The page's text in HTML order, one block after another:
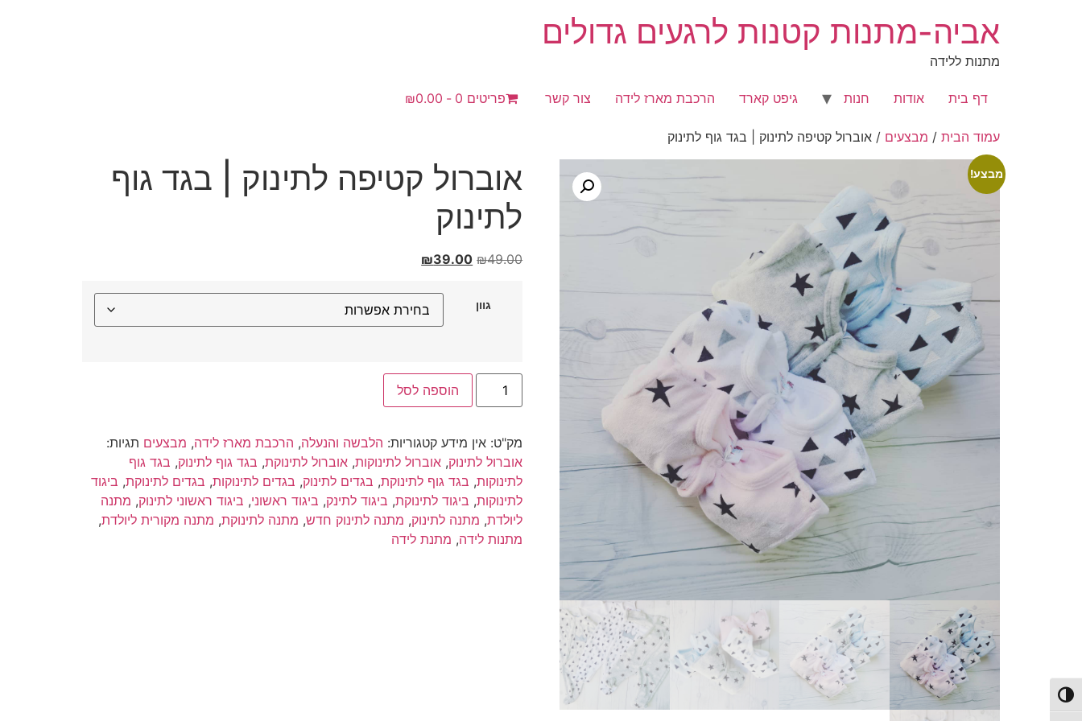
הפעל/כבה ניגודיות גבוהה
אביה-מתנות קטנות לרגעים גדולים
מתנות ללידה
דף בית אודות חנות גיפט קארד הרכבת מארז לידה צור קשר פריטים 0 ₪0.00
עמוד הבית / מבצעים / אוברול קטיפה לתינוק | בגד גוף לתינוק
מבצע!
אוברול קטיפה לתינוק | בגד גוף
לתינוק
₪49.00
המחיר
₪49.00.
₪39.00
המחיר
הוא:
₪39.00.
גוון
כמות
אוברול
|
בגד
גוף
לתינוק
הוספה לסל
מק"ט: אין מידע קטגוריות: הלבשה והנעלה, הרכבת מארז לידה, מבצעים תגיות:
אוברול לתינוק, אוברול לתינוקות, אוברול לתינוקת, בגד גוף לתינוק, בגד גוף
לתינוקות, בגד גוף לתינוקת, בגדים לתינוק, בגדים לתינוקות, בגדים לתינוקת, ביגוד
לתינוקות, ביגוד לתינוקת, ביגוד לתינק, ביגוד ראשוני, ביגוד ראשוני לתינוק, מתנה
ליולדת, מתנה לתינוק, מתנה לתינוק חדש, מתנה לתינוקת, מתנה מקורית ליולדת,
מתנות לידה, מתנת לידה